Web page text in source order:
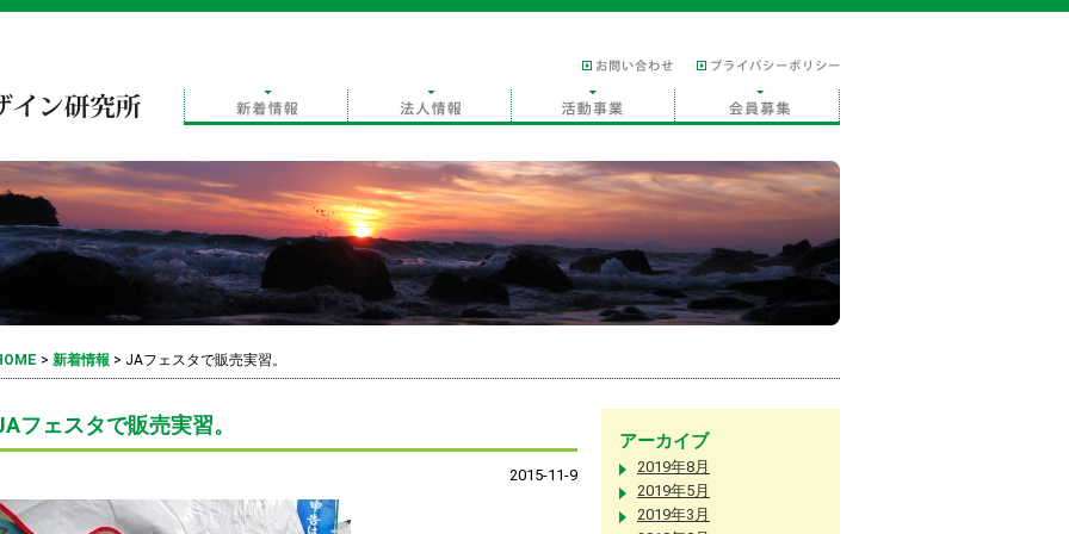
> 新着情報 > JAフェスタで販売実習。
フェスタで販売実習。
2015-11-9
アーカイブ
2019年8月
2019年5月
2019年3月